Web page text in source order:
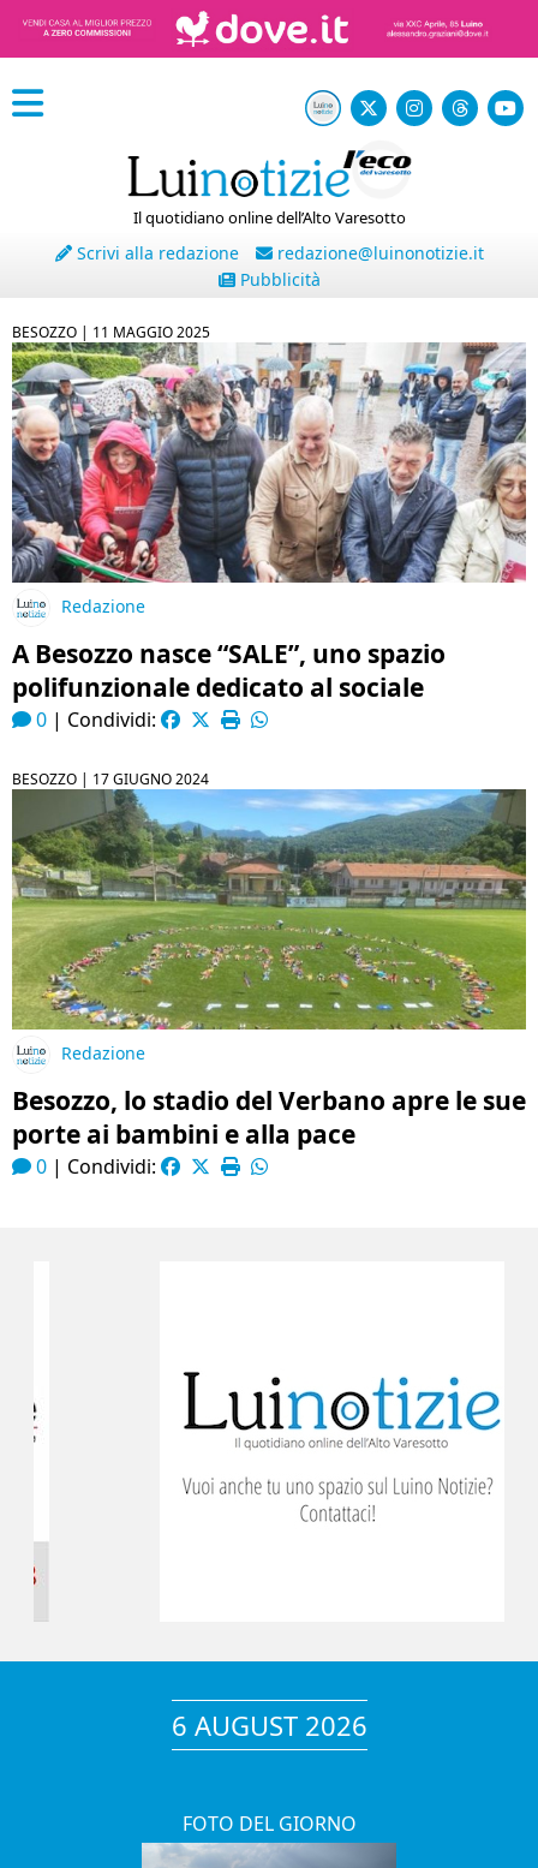
Il quotidiano online dell’Alto Varesotto
Scrivi alla redazione
redazione@luinonotizie.it
Pubblicità
BESOZZO | 11 MAGGIO 2025
Redazione
A Besozzo nasce “SALE”, uno spazio
polifunzionale dedicato al sociale
0 | Condividi:
BESOZZO | 17 GIUGNO 2024
Redazione
Besozzo, lo stadio del Verbano apre le sue
porte ai bambini e alla pace
0 | Condividi:
6 AUGUST 2026
FOTO DEL GIORNO